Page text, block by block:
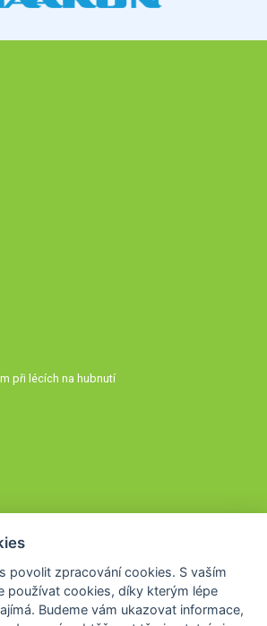
při lécích na hubnutí
údaji
povolit zpracování cookies. S vaším
používat cookies, díky kterým lépe
. Budeme vám ukazovat informace,